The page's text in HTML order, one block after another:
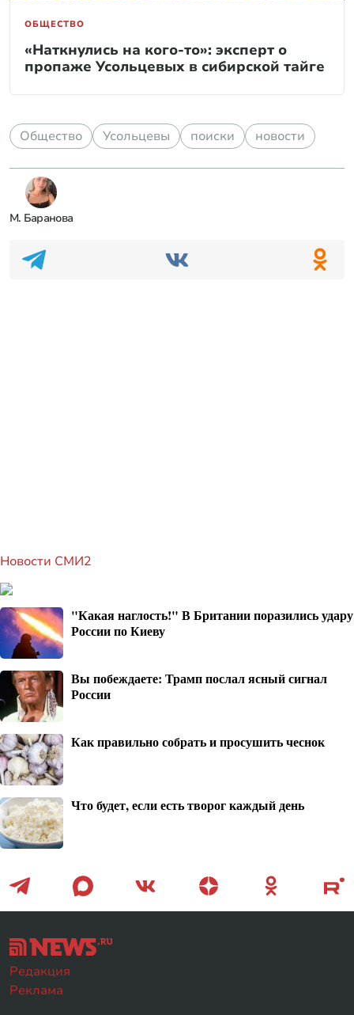
ОБЩЕСТВО
«Наткнулись на кого-то»: эксперт о
пропаже Усольцевых в сибирской тайге
Общество Усольцевы поиски новости
М. Баранова
Новости СМИ2
"Какая наглость!" В Британии поразились удару
России по Киеву
Вы побеждаете: Трамп послал ясный сигнал
России
Как правильно собрать и просушить чеснок
Что будет, если есть творог каждый день
Редакция
Реклама